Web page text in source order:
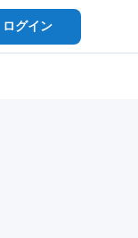
ログイン